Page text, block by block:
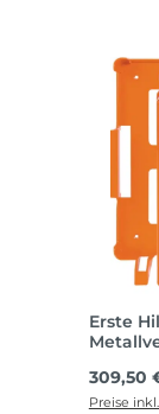
Erste
309,50
Preise